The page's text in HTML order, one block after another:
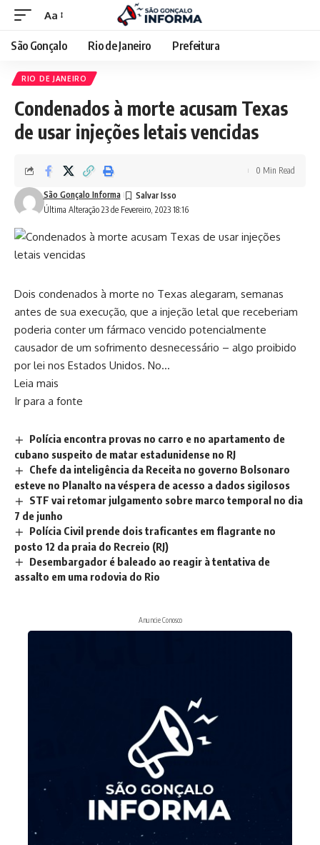
Aa
São Gonçalo Rio de Janeiro Prefeitura
RIO DE JANEIRO
Condenados à morte acusam Texas
de usar injeções letais vencidas
Última Alteração 23 de Fevereiro, 2023 18:16
São Gonçalo Informa
0 Min Read
Dois condenados à morte no Texas alegaram, semanas
antes de sua execução, que a injeção letal que receberiam
poderia conter um fármaco vencido potencialmente
causador de um sofrimento desnecessário – algo proibido
por lei nos Estados Unidos. No…
Leia mais
Ir para a fonte
Polícia encontra provas no carro e no apartamento de
cubano suspeito de matar estadunidense no RJ
Chefe da inteligência da Receita no governo Bolsonaro
esteve no Planalto na véspera de acesso a dados sigilosos
STF vai retomar julgamento sobre marco temporal no dia
7 de junho
Polícia Civil prende dois traficantes em flagrante no
posto 12 da praia do Recreio (RJ)
Desembargador é baleado ao reagir à tentativa de
assalto em uma rodovia do Rio
Anuncie Conosco